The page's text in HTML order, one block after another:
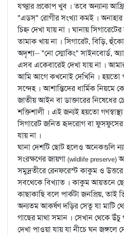
যক্ষ্মার প্রকোপ খুব । তবে অন্যান্য
"এডস্‌" রোগীর সংখ্যা কমই ।
চিহ্ন দেখা যায় না । ঘানায়
তামাক খায় না । সিগারেট, বিড়ি,
অদৃশ্য-- "নো স্মোকিং" সাইনবোর্ড,
এসব একেবারেই দেখা যায় না ।
আমি আগে কখনোই দেখিনি । হয়তো
সন্দেহ । আশান্তিদের ধার্মিক
জাতীয় আইন বা ডাক্তারের
শক্তিশালী । এই জন্যই হয়তো
সিগারেট জনিত হৃদরোগ বা ফুসফুসের
যায় না ।
ঘানা দেশটি ছোট হলেও অনেকগুলি
সংরক্ষণের জায়গা (wildlife preserve)
সমুদ্রতীরে রেনফরেস্ট কাকুম ও
সবথেকে বিখ্যাত । কাকুম আয়তনে
কাছাকাছি বলে পার্কটা জনপ্রিয়, তাই
অন্যতম আকর্ষণ দড়ির সেতু যা মাটি
গাছের মাথা সমান । সেখান থেকে
দেখা পাওয়া যায় যা নীচে ঘন জঙ্গলে